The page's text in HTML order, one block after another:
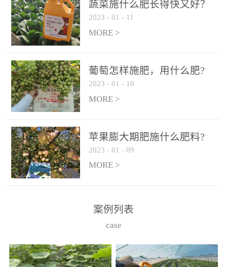
合大量元素水溶肥一起使
用，促使果实膨大，果肉
饱满，品质好，果、枝健
后期∶冲施、滴灌2.5-5kg/
亩/次配合大量元素水溶肥
一起使用，果实转色均
匀，口感好，糖度提高，
预防枝叶早衰。5、叶面喷
施︰浓度800-1500倍（1-
6kg/公顷，间隔10-14天一
次，喷1-3次。
合大量元素水溶肥一起使
后期∶冲施、滴灌2.5-5kg/
亩/次配合大量元素水溶肥
施︰浓度800-1500倍（1-
蔬菜施什么肥长得快又好？
2023 - 01 - 11
MORE >
葡萄怎样施肥，用什么肥?
2023 - 01 - 10
MORE >
苹果膨大期肥施什么肥料?
2023 - 01 - 09
MORE >
案例列表
case